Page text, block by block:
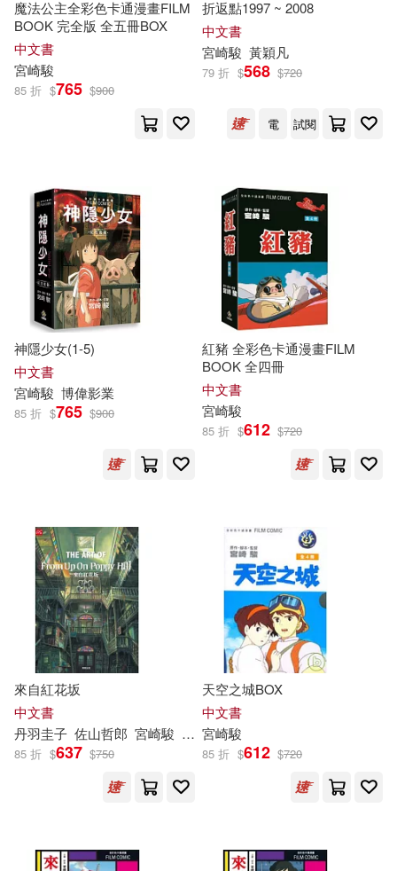
魔法公主全彩色卡通漫畫FILM
BOOK 完全版 全五冊BOX
中文書
宮崎駿
85 折 $765 $900
折返點1997 ~ 2008
中文書
宮崎駿 黃穎凡
79 折 $568 $720
電 試閱
神隱少女(1-5)
中文書
宮崎駿 博偉影業
85 折 $765 $900
紅豬 全彩色卡通漫畫FILM
BOOK 全四冊
中文書
宮崎駿
85 折 $612 $720
來自紅花坂
中文書
丹羽圭子 佐山哲郎 宮崎駿 高橋千鶴
85 折 $637 $750
天空之城BOX
中文書
宮崎駿
85 折 $612 $720